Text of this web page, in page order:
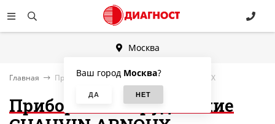
Москва
Ваш город Москва?
Главная Приборы и оборудование CHAUVIN ARNOUX
Приборы и оборудование